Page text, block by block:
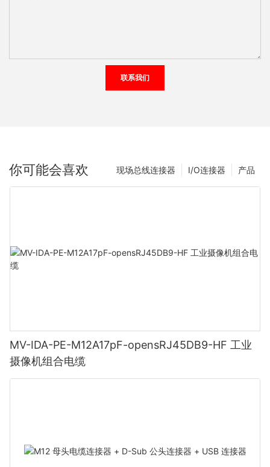
联系我们
你可能会喜欢 产品
I/O连接器
现场总线连接器
MV-IDA-PE-M12A17pF-opensRJ45DB9-HF 工业
摄像机组合电缆